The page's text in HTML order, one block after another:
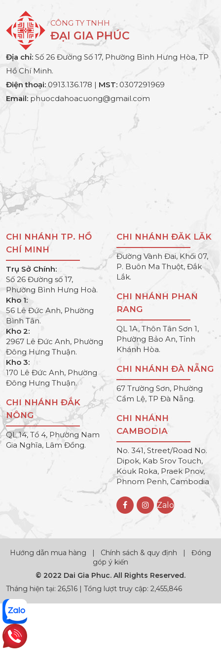
CÔNG TY TNHH
ĐẠI GIA PHÚC
Địa chỉ: Số 26 Đường Số 17, Phường Bình Hưng Hòa, TP
Hồ Chí Minh.
Điện thoại: 0913.136.178 | MST: 0307291969
Email: phuocdahoacuong@gmail.com
CHI NHÁNH TP. HỒ
CHÍ MINH
Trụ Sở Chính:
Số 26 Đường số 17,
Phường Bình Hưng Hoà.
Kho 1:
56 Lê Đức Anh, Phường
Bình Tân.
Kho 2:
2967 Lê Đức Anh, Phường
Đông Hưng Thuận.
Kho 3:
170 Lê Đức Anh, Phường
Đông Hưng Thuận.
CHI NHÁNH ĐẮK
NÔNG
QL 14, Tổ 4, Phường Nam
Gia Nghĩa, Lâm Đồng.
CHI NHÁNH ĐĂK LĂK
Đường Vành Đai, Khối 07,
P. Buôn Ma Thuột, Đắk
Lắk.
CHI NHÁNH PHAN
RANG
QL 1A, Thôn Tân Sơn 1,
Phường Bảo An, Tỉnh
Khánh Hòa.
CHI NHÁNH ĐÀ NẴNG
67 Trường Sơn, Phường
Cẩm Lệ, TP Đà Nẵng.
CHI NHÁNH
CAMBODIA
No. 341, Street/Road No.
Dipok, Kab Srov Touch,
Kouk Roka, Praek Pnov,
Phnom Penh, Cambodia
Zalo
Hướng dẫn mua hàng Chính sách & quy định
Đóng
góp ý kiến
© 2022 Dai Gia Phuc. All Rights Reserved.
Tháng hiện tại: 26,516 | Tổng lượt truy cập: 2,455,846